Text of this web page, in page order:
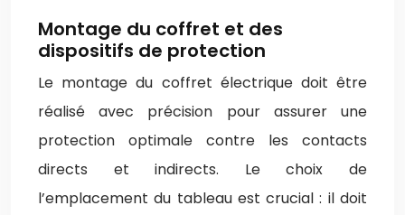
Montage du coffret et des
dispositifs de protection
Le montage du coffret électrique doit être
réalisé avec précision pour assurer une
protection optimale contre les contacts
directs et indirects. Le choix de
l’emplacement du tableau est crucial : il doit